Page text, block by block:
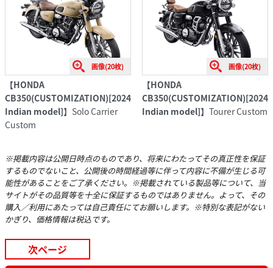
画像(20枚)
【HONDA
CB350(CUSTOMIZATION)[2024
Indian model]】 Solo Carrier
Custom
画像(20枚)
【HONDA
CB350(CUSTOMIZATION)[2024
Indian model]】 Tourer Custom
※掲載内容は公開日時点のものであり、将来にわたってその真正性を保証
するものでないこと、公開後の時間経過等に伴って内容に不備が生じる可
能性があることをご了承ください。※掲載されている製品等について、当
サイトがその品質等を十全に保証するものではありません。よって、その
購入／利用にあたっては自己責任にてお願いします。※特別な表記がない
かぎり、価格情報は税込です。
次ページ